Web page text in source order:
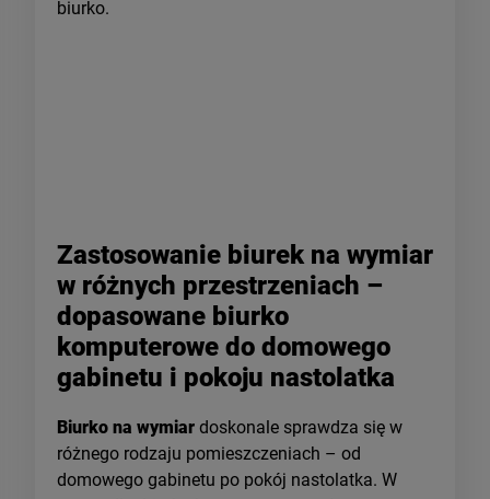
biurko.
Zastosowanie biurek na wymiar
w różnych przestrzeniach –
dopasowane biurko
komputerowe do domowego
gabinetu i pokoju nastolatka
Biurko na wymiar doskonale sprawdza się w
różnego rodzaju pomieszczeniach – od
domowego gabinetu po pokój nastolatka. W